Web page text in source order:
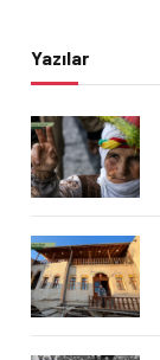
Yazılar